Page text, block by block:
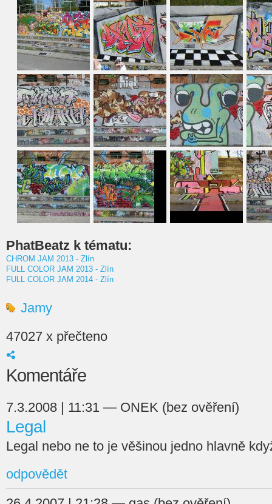
PhatBeatz k tématu:
CHROM JAM 2013 - Zlín
FULL COLOR JAM 2013 - Zlín
FULL COLOR JAM 2014 - Zlín
Jamy
47027 x přečteno
Komentáře
7.3.2008 | 11:31 — ONEK (bez ověření)
Legal
Legal nebo ne to je věšinou jedno hlavně
odpovědět